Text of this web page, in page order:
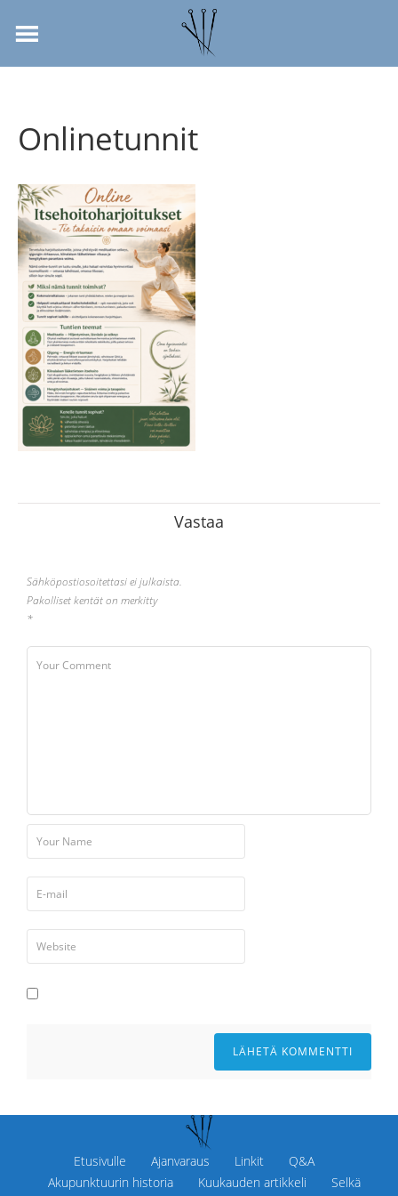
Onlinetunnit
Vastaa
Sähköpostiosoitettasi ei julkaista.
Pakolliset kentät on merkitty
*
Etusivulle Ajanvaraus Linkit
Q&A
Akupunktuurin historia
Kuukauden artikkeli Selkä